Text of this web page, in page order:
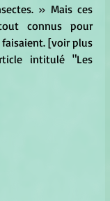
» Mais ces
connus pour
[voir plus
intitulé "Les